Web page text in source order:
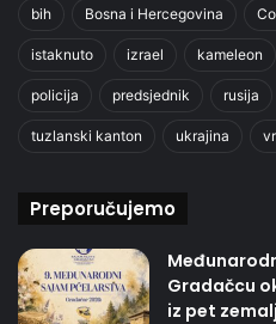
bih Bosna i Hercegovina
istaknuto izrael kameleon
policija predsjednik rusija
tuzlanski kanton ukrajina
Preporučujemo
Gradačcu
iz pet